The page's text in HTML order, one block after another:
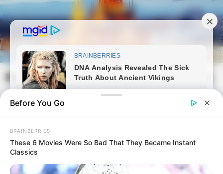
Skip
to
content
Magyarvilag.com
Search
Before You Go
BRAINBERRIES
These 6 Movies Were So Bad That They Became Instant
Classics